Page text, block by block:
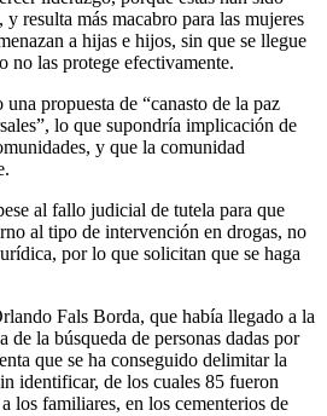
resulta más macabro para las mujeres
a hijas e hijos, sin que se llegue
no las protege efectivamente.
propuesta de “canasto de la paz
lo que supondría implicación de
y que la comunidad
al fallo judicial de tutela para que
al tipo de intervención en drogas, no
por lo que solicitan que se haga
Fals Borda, que había llegado a la
de la búsqueda de personas dadas por
que se ha conseguido delimitar la
identificar, de los cuales 85 fueron
los familiares, en los cementerios de